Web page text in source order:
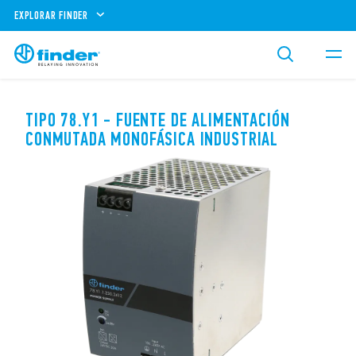
EXPLORAR FINDER
TIPO 78.Y1 - FUENTE DE ALIMENTACIÓN
CONMUTADA MONOFÁSICA INDUSTRIAL